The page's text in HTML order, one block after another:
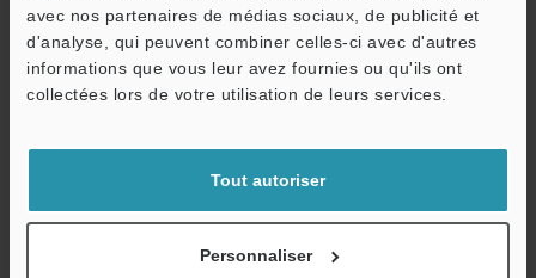
avec nos partenaires de médias sociaux, de publicité et
d'analyse, qui peuvent combiner celles-ci avec d'autres
informations que vous leur avez fournies ou qu'ils ont
collectées lors de votre utilisation de leurs services.
Tout autoriser
Personnaliser
CAO / CAE
Manuels
Systèmes de Vision
Service / SAV